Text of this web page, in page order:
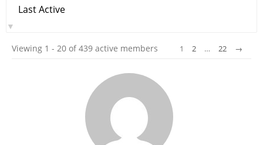
Order
Viewing 1 - 20 of 439 active members 1 2 … 22 →